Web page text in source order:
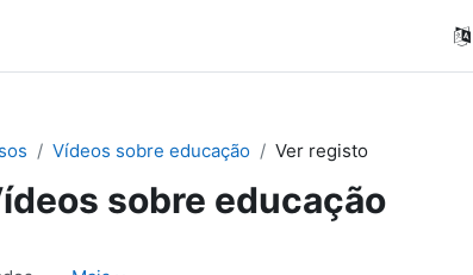
Vídeos sobre educação Ver registo
sobre educação